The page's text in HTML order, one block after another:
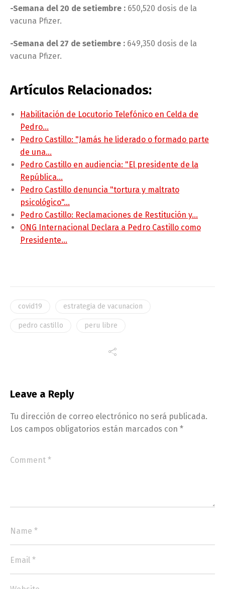
-Semana del 20 de setiembre : 650,520 dosis de la
vacuna Pfizer.
-Semana del 27 de setiembre : 649,350 dosis de la
vacuna Pfizer.
Artículos Relacionados:
Habilitación de Locutorio Telefónico en Celda de
Pedro…
Pedro Castillo: "Jamás he liderado o formado parte
de una…
Pedro Castillo en audiencia: "El presidente de la
República…
Pedro Castillo denuncia "tortura y maltrato
psicológico"…
Pedro Castillo: Reclamaciones de Restitución y…
ONG Internacional Declara a Pedro Castillo como
Presidente…
covid19 estrategia de vacunacion
pedro castillo peru libre
Leave a Reply
Tu dirección de correo electrónico no será publicada.
Los campos obligatorios están marcados con *